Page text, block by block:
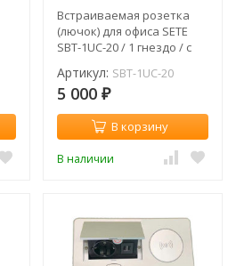
Встраиваемая розетка
(лючок) для офиса SETE
SBT-1UC-20 / 1 гнездо / с
Артикул: SBT-1UC-20
5 000 ₽
В корзину
В наличии